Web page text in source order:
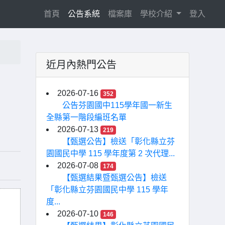
首頁 (current)
公告系統 檔案庫 學校介紹 登入
近月內熱門公告
2026-07-16 352
公告芬園國中115學年國一新生
全縣第一階段編班名單
2026-07-13
219
【甄選公告】檢送「彰化縣立芬
園國民中學 115 學年度第 2 次代理...
2026-07-08
174
【甄選結果暨甄選公告】檢送
「彰化縣立芬園國民中學 115 學年
度...
2026-07-10
146